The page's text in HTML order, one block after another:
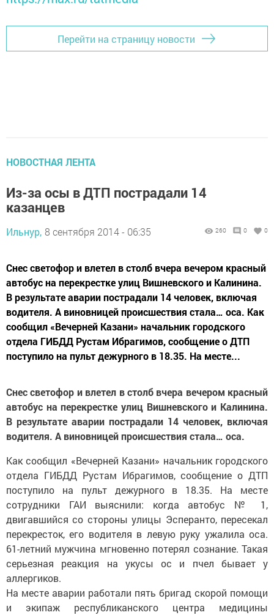
Перейти на страницу новости
НОВОСТНАЯ ЛЕНТА
Из-за осы в ДТП пострадали 14
казанцев
Ильнур, 8 сентября 2014 - 06:35 260 0 0
Снес светофор и влетел в столб вчера вечером красный
автобус на перекрестке улиц Вишневского и Калинина.
В результате аварии пострадали 14 человек, включая
водителя. А виновницей происшествия стала… оса. Как
сообщил «Вечерней Казани» начальник городского
отдела ГИБДД Рустам Ибрагимов, сообщение о ДТП
поступило на пульт дежурного в 18.35. На месте...
Снес светофор и влетел в столб вчера вечером красный
автобус на перекрестке улиц Вишневского и Калинина.
В результате аварии пострадали 14 человек, включая
водителя. А виновницей происшествия стала… оса.
Как сообщил «Вечерней Казани» начальник городского
отдела ГИБДД Рустам Ибрагимов, сообщение о ДТП
поступило на пульт дежурного в 18.35. На месте
сотрудники ГАИ выяснили: когда автобус № 1,
двигавшийся со стороны улицы Эсперанто, пересекал
перекресток, его водителя в левую руку ужалила оса.
61-летний мужчина мгновенно потерял сознание. Такая
серьезная реакция на укусы ос и пчел бывает у
аллергиков.
На месте аварии работали пять бригад скорой помощи
и экипаж республиканского центра медицины